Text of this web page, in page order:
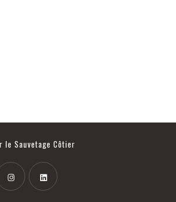
le Sauvetage Côtier